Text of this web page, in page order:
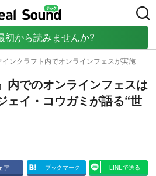
MOVIE TECH
インクラフト内でオンラインフェスが実施
内でのオンラインフェスは
イ・コウガミが語る“世
ア ブックマーク LINEで送る
初から読みませんか?